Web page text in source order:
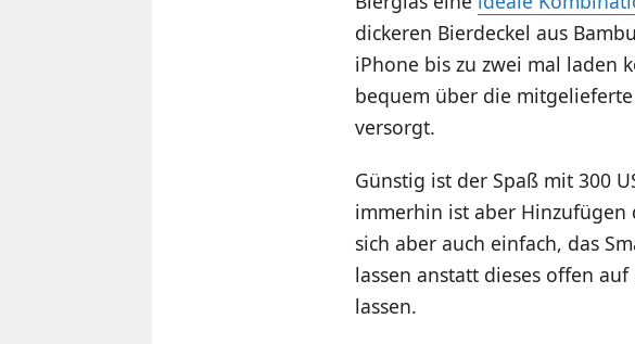
dickeren Bierdeckel aus
iPhone bis zu zwei mal laden
bequem über die
versorgt.
Günstig ist der Spaß mit 300
immerhin ist aber Hinzufügen
sich aber auch einfach, das
lassen anstatt dieses offen
lassen.